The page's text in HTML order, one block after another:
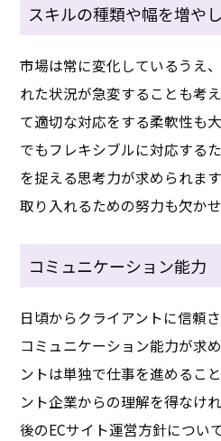
スキルの種類や幅を増や
市場は常に変化しているうえ
れた状況が急変することも考
て適切な対応をする柔軟性も
でもフレキシブルに対応する
を捉える思考力が求められま
取り入れるための努力も欠かせ
コミュニケーション能力
日頃からクライアントに信頼
コミュニケーション能力が求
ントは単独で仕事を進めるこ
ント企業からの理解を得なけ
後のECサイト運営方針につい